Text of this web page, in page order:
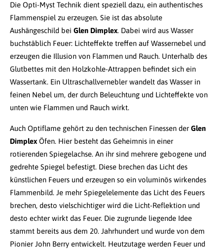
Die Opti-Myst Technik dient speziell dazu, ein authentisches
Flammenspiel zu erzeugen. Sie ist das absolute
Aushängeschild bei Glen Dimplex. Dabei wird aus Wasser
buchstäblich Feuer: Lichteffekte treffen auf Wassernebel und
erzeugen die Illusion von Flammen und Rauch. Unterhalb des
Glutbettes mit den Holzkohle-Attrappen befindet sich ein
Wassertank. Ein Ultraschallvernebler wandelt das Wasser in
feinen Nebel um, der durch Beleuchtung und Lichteffekte von
unten wie Flammen und Rauch wirkt.
Auch Optiflame gehört zu den technischen Finessen der Glen
Dimplex Öfen. Hier besteht das Geheimnis in einer
rotierenden Spiegelachse. An ihr sind mehrere gebogene und
gedrehte Spiegel befestigt. Diese brechen das Licht des
künstlichen Feuers und erzeugen so ein voluminös wirkendes
Flammenbild. Je mehr Spiegelelemente das Licht des Feuers
brechen, desto vielschichtiger wird die Licht-Reflektion und
desto echter wirkt das Feuer. Die zugrunde liegende Idee
stammt bereits aus dem 20. Jahrhundert und wurde von dem
Pionier John Berry entwickelt. Heutzutage werden Feuer und